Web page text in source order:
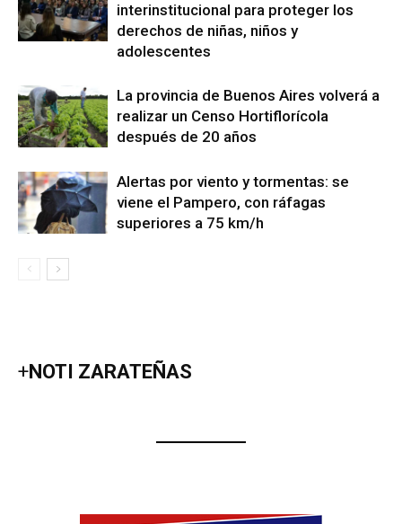
interinstitucional para proteger los
derechos de niñas, niños y
adolescentes
La provincia de Buenos Aires volverá a
realizar un Censo Hortiflorícola
después de 20 años
Alertas por viento y tormentas: se
viene el Pampero, con ráfagas
superiores a 75 km/h
+NOTI ZARATEÑAS